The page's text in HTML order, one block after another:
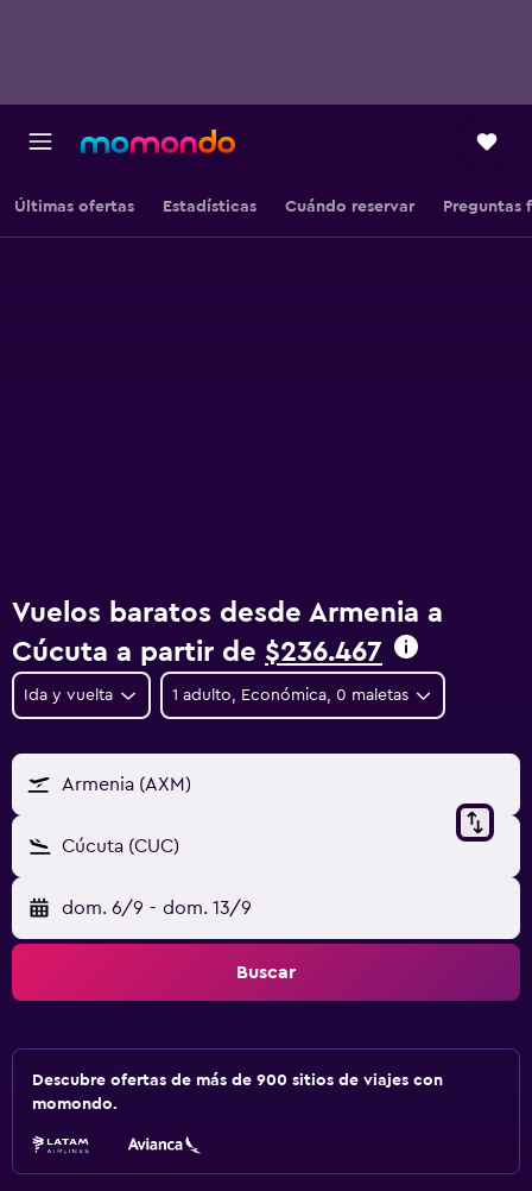
Últimas ofertas Estadísticas Cuándo reservar Preguntas
Vuelos baratos desde Armenia a
Cúcuta a partir de $236.467
Ida y vuelta 1 adulto, Económica, 0 maletas
Armenia (AXM)
Cúcuta (CUC)
dom. 6/9 - dom. 13/9
Buscar
Descubre ofertas de más de 900 sitios de viajes con
momondo.